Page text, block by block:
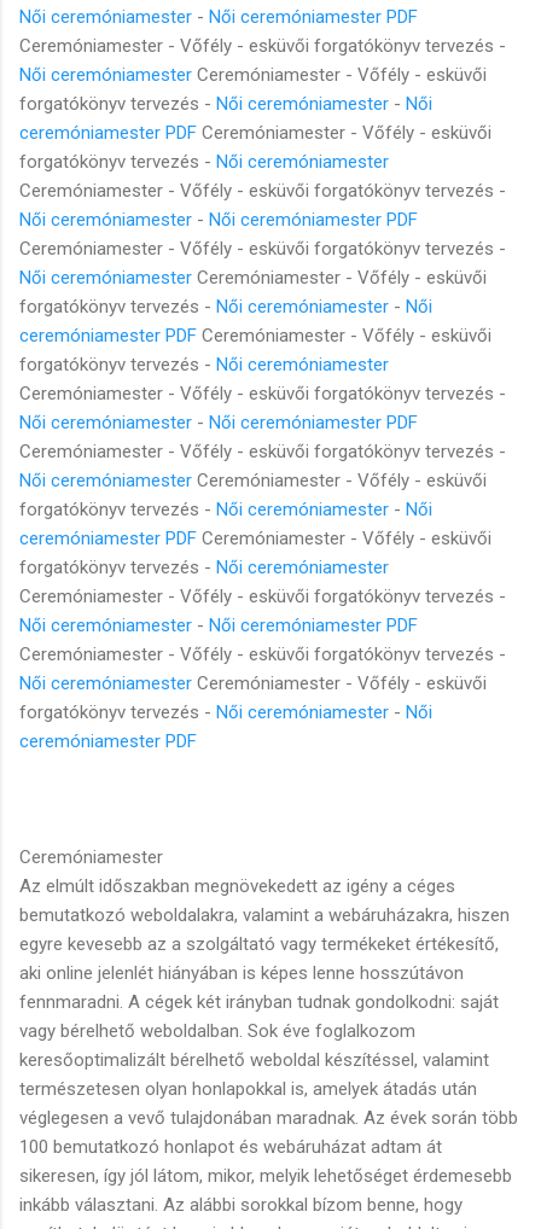
Női ceremóniamester - Női ceremóniamester PDF
Ceremóniamester - Vőfély - esküvői forgatókönyv tervezés -
Női ceremóniamester Ceremóniamester - Vőfély - esküvői
forgatókönyv tervezés - Női ceremóniamester - Női
ceremóniamester PDF Ceremóniamester - Vőfély - esküvői
forgatókönyv tervezés - Női ceremóniamester
Ceremóniamester - Vőfély - esküvői forgatókönyv tervezés -
Női ceremóniamester - Női ceremóniamester PDF
Ceremóniamester - Vőfély - esküvői forgatókönyv tervezés -
Női ceremóniamester Ceremóniamester - Vőfély - esküvői
forgatókönyv tervezés - Női ceremóniamester - Női
ceremóniamester PDF Ceremóniamester - Vőfély - esküvői
forgatókönyv tervezés - Női ceremóniamester
Ceremóniamester - Vőfély - esküvői forgatókönyv tervezés -
Női ceremóniamester - Női ceremóniamester PDF
Ceremóniamester - Vőfély - esküvői forgatókönyv tervezés -
Női ceremóniamester Ceremóniamester - Vőfély - esküvői
forgatókönyv tervezés - Női ceremóniamester - Női
ceremóniamester PDF Ceremóniamester - Vőfély - esküvői
forgatókönyv tervezés - Női ceremóniamester
Ceremóniamester - Vőfély - esküvői forgatókönyv tervezés -
Női ceremóniamester - Női ceremóniamester PDF
Ceremóniamester - Vőfély - esküvői forgatókönyv tervezés -
Női ceremóniamester Ceremóniamester - Vőfély - esküvői
forgatókönyv tervezés - Női ceremóniamester - Női
ceremóniamester PDF
Ceremóniamester
Az elmúlt időszakban megnövekedett az igény a céges
bemutatkozó weboldalakra, valamint a webáruházakra, hiszen
egyre kevesebb az a szolgáltató vagy termékeket értékesítő,
aki online jelenlét hiányában is képes lenne hosszútávon
fennmaradni. A cégek két irányban tudnak gondolkodni: saját
vagy bérelhető weboldalban. Sok éve foglalkozom
keresőoptimalizált bérelhető weboldal készítéssel, valamint
természetesen olyan honlapokkal is, amelyek átadás után
véglegesen a vevő tulajdonában maradnak. Az évek során több
100 bemutatkozó honlapot és webáruházat adtam át
sikeresen, így jól látom, mikor, melyik lehetőséget érdemesebb
inkább választani. Az alábbi sorokkal bízom benne, hogy